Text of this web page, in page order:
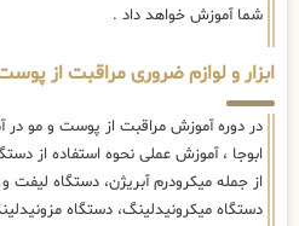
شما آموزش خواهد داد .
ابزار و لوازم ضروری مراقبت از
در دوره آموزش مراقبت از پوست و مو در
ابوجا ، آموزش عملی نحوه استفاده از
از جمله میکرودرم آبریژن، دستگاه
دستگاه میکرونیدلینگ، دستگاه